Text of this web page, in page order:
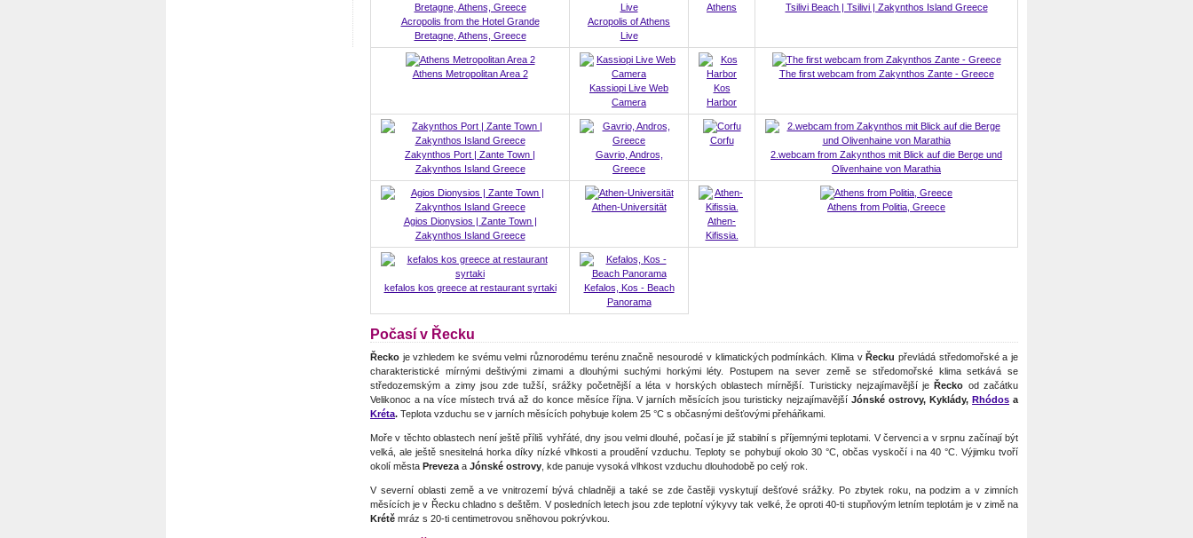
Acropolis from the Hotel Grande
Bretagne, Athens, Greece
Acropolis of Athens
Live
Athens Tsilivi Beach | Tsilivi | Zakynthos Island Greece
Athens Metropolitan Area 2
Kassiopi Live Web
Camera
Kos
Harbor
The first webcam from Zakynthos Zante - Greece
Zakynthos Port | Zante Town |
Zakynthos Island Greece
Gavrio, Andros,
Greece
Corfu
2.webcam from Zakynthos mit Blick auf die Berge und
Olivenhaine von Marathia
Agios Dionysios | Zante Town |
Zakynthos Island Greece
Athen-Universität
Athen-
Kifissia.
Athens from Politia, Greece
kefalos kos greece at restaurant syrtaki
Kefalos, Kos - Beach
Panorama
Počasí v Řecku
Řecko je vzhledem ke svému velmi různorodému terénu značně nesourodé v klimatických podmínkách. Klima vŘecku převládá středomořské a je
charakteristické mírnými deštivými zimami a dlouhými suchými horkými léty. Postupem na sever země se středomořské klima setkává se
středozemským a zimy jsou zde tužší, srážky početnější a léta v horských oblastech mírnější. Turisticky nejzajímavější jeŘecko od začátku
Velikonoc a na více místech trvá až do konce měsíce října. V jarních měsících jsou turisticky nejzajímavějšíJónské ostrovy, Kyklády,Rhódos a
Kréta. Teplota vzduchu se v jarních měsících pohybuje kolem 25 °C s občasnými dešťovými přeháňkami.
Moře v těchto oblastech není ještě příliš vyhřáté, dny jsou velmi dlouhé, počasí je již stabilní s příjemnými teplotami. V červenci a v srpnu začínají být
velká, ale ještě snesitelná horka díky nízké vlhkosti a proudění vzduchu. Teploty se pohybují okolo 30 °C, občas vyskočí i na 40 °C. Výjimku tvoří
okolí města Preveza a Jónské ostrovy , kde panuje vysoká vlhkost vzduchu dlouhodobě po celý rok.
V severní oblasti země a ve vnitrozemí bývá chladněji a také se zde častěji vyskytují dešťové srážky. Po zbytek roku, na podzim a v zimních
měsících je v Řecku chladno s deštěm. V posledních letech jsou zde teplotní výkyvy tak velké, že oproti 40-ti stupňovým letním teplotám je v zimě na
Krétě mráz s 20-ti centimetrovou sněhovou pokrývkou.